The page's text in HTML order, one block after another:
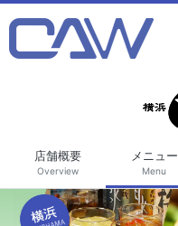
店舗概要
Overview
メニュー
Menu